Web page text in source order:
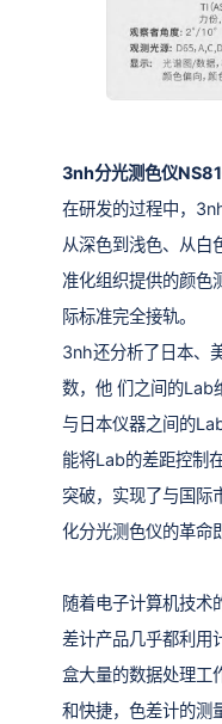
3nh分光测色仪
在研发的过程中，
从深色到浅色、从白
准化组织提供的颜色
际标准完全接轨。
3nh还分析了日本、
数，他 们之间的Lab
与日本仪器之间的
能将Lab的差距控制
突破，实现了与国际
化分光测色仪的革命
随着电子计算机技术
差计产品几乎都利用
盒大量的数据处理工
和快捷，色差计的测